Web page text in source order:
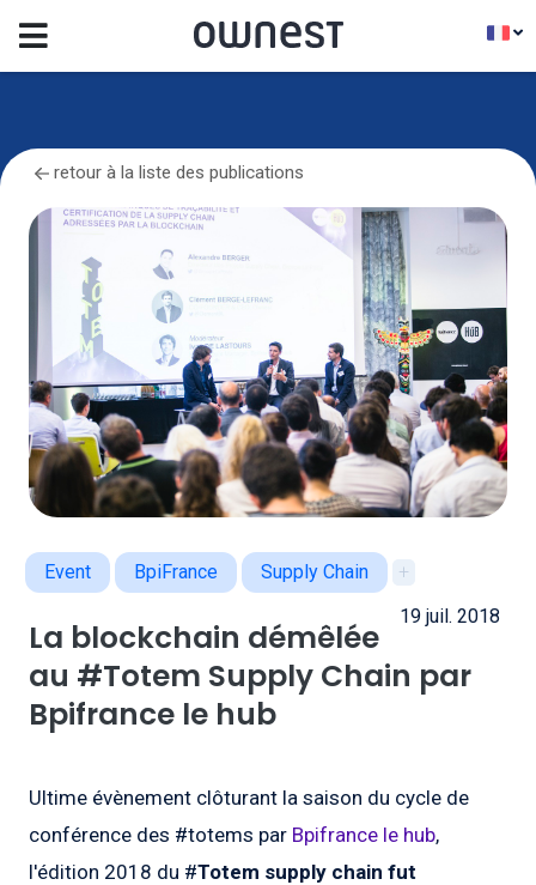
retour à la liste des publications
Event BpiFrance Supply Chain
+
19 juil. 2018
La blockchain démêlée
au #Totem Supply Chain par
Bpifrance le hub
Ultime évènement clôturant la saison du cycle de
conférence des #totems par Bpifrance le hub,
l'édition 2018 du #Totem supply chain fut